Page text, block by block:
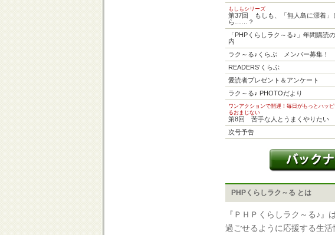
もしもシリーズ
第37回 もしも、「無人島に漂着」
ら……？
「PHPくらしラク～る♪」年間購読
内
ラク～る♪くらぶ メンバー募集！
READERS’くらぶ
愛読者プレゼント＆アンケート
ラク～る♪ PHOTOだより
ワンアクションで開運！毎日がもっとハッピ
るおまじない
第8回 苦手な人とうまくやりたい
次号予告
PHPくらしラク～る とは
『ＰＨＰくらしラク～る♪』
過ごせるように応援する生